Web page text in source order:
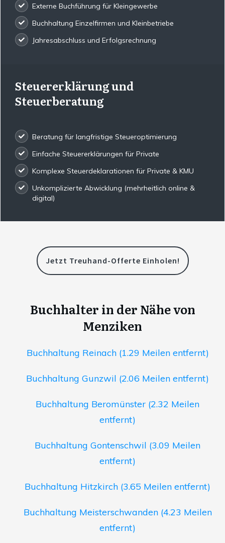
Externe Buchführung für Kleingewerbe
Buchhaltung Einzelfirmen und Kleinbetriebe
Jahresabschluss und Erfolgsrechnung
Steuererklärung und
Steuerberatung
Beratung für langfristige Steueroptimierung
Einfache Steuererklärungen für Private
Komplexe Steuerdeklarationen für Private & KMU
Unkomplizierte Abwicklung (mehrheitlich online &
digital)
Jetzt Treuhand-Offerte Einholen!
Buchhalter in der Nähe von
Menziken
Buchhaltung Reinach (1.29 Meilen entfernt)
Buchhaltung Gunzwil (2.06 Meilen entfernt)
Buchhaltung Beromünster (2.32 Meilen
entfernt)
Buchhaltung Gontenschwil (3.09 Meilen
entfernt)
Buchhaltung Hitzkirch (3.65 Meilen entfernt)
Buchhaltung Meisterschwanden (4.23 Meilen
entfernt)